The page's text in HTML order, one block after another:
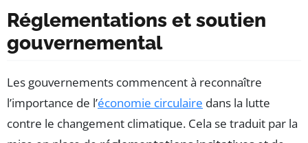
Réglementations et soutien
gouvernemental
Les gouvernements commencent à reconnaître
l’importance de l’économie circulaire dans la lutte
contre le changement climatique. Cela se traduit par la